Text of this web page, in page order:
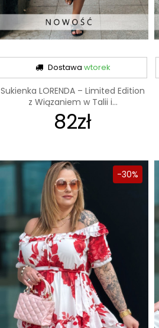
Dostawa wtorek
Sukienka LORENDA – Limited Edition
z Wiązaniem w Talii i...
82zł
-30%